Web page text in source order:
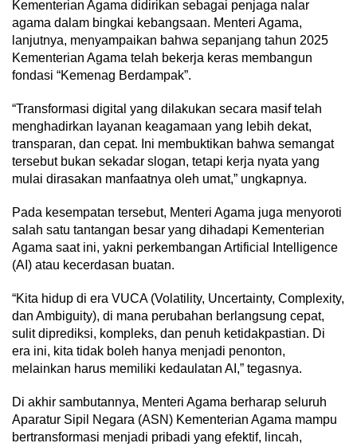
Kementerian Agama didirikan sebagai penjaga nalar
agama dalam bingkai kebangsaan. Menteri Agama,
lanjutnya, menyampaikan bahwa sepanjang tahun 2025
Kementerian Agama telah bekerja keras membangun
fondasi “Kemenag Berdampak”.
“Transformasi digital yang dilakukan secara masif telah
menghadirkan layanan keagamaan yang lebih dekat,
transparan, dan cepat. Ini membuktikan bahwa semangat
tersebut bukan sekadar slogan, tetapi kerja nyata yang
mulai dirasakan manfaatnya oleh umat,” ungkapnya.
Pada kesempatan tersebut, Menteri Agama juga menyoroti
salah satu tantangan besar yang dihadapi Kementerian
Agama saat ini, yakni perkembangan Artificial Intelligence
(AI) atau kecerdasan buatan.
“Kita hidup di era VUCA (Volatility, Uncertainty, Complexity,
dan Ambiguity), di mana perubahan berlangsung cepat,
sulit diprediksi, kompleks, dan penuh ketidakpastian. Di
era ini, kita tidak boleh hanya menjadi penonton,
melainkan harus memiliki kedaulatan AI,” tegasnya.
Di akhir sambutannya, Menteri Agama berharap seluruh
Aparatur Sipil Negara (ASN) Kementerian Agama mampu
bertransformasi menjadi pribadi yang efektif, lincah,